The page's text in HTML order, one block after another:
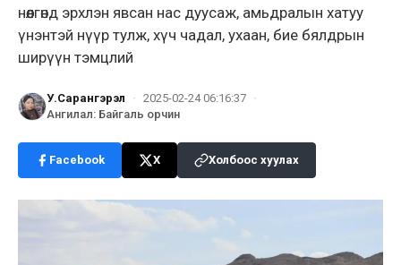
нөөлгөнд эрхлэн явсан нас дуусаж, амьдралын хатуу
үнэнтэй нүүр тулж, хүч чадал, ухаан, бие бялдрын
ширүүн тэмцлий
У.Сарангэрэл · 2025-02-24 06:16:37 ·
Ангилал: Байгаль орчин
Facebook X Холбоос хуулах